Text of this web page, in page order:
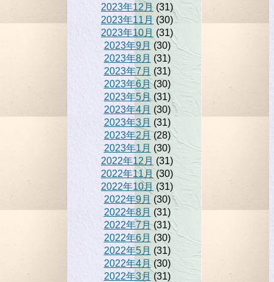
2023年12月 (31)
2023年11月 (30)
2023年10月 (31)
2023年9月 (30)
2023年8月 (31)
2023年7月 (31)
2023年6月(30)
2023年5月(31)
2023年4月 (30)
2023年3月 (31)
2023年2月 (28)
2023年1月 (30)
2022年12月 (31)
2022年11月 (30)
2022年10月 (31)
2022年9月 (30)
2022年8月(31)
2022年7月(31)
2022年6月 (30)
2022年5月 (31)
2022年4月(30)
2022年3月(31)